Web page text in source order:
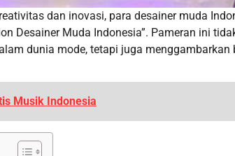
dan inovasi, para desainer muda
Desainer Muda Indonesia”. Pameran ini
dunia mode, tetapi juga
Musik Indonesia